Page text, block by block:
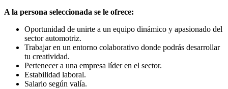
A la persona seleccionada se le ofrece:
Oportunidad de unirte a un equipo dinámico y apasionado del
sector automotriz.
Trabajar en un entorno colaborativo donde podrás desarrollar
tu creatividad.
Pertenecer a una empresa líder en el sector.
Estabilidad laboral.
Salario según valía.